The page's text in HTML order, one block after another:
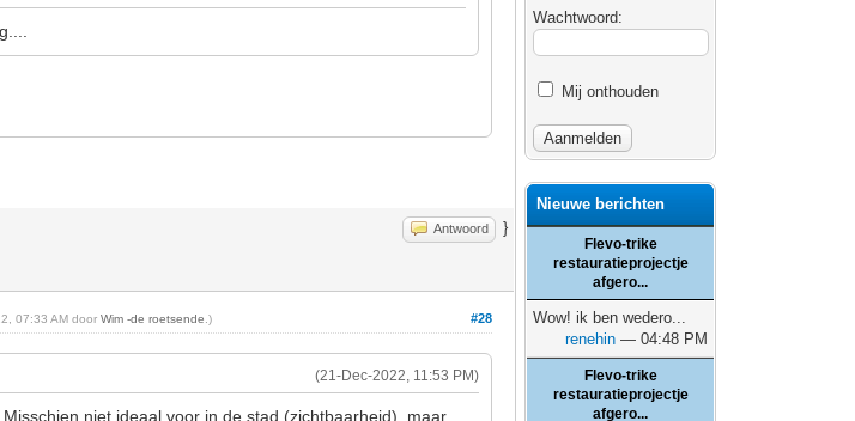
Antwoord }
#28
07:33 AM doorWim -de roetsende .)
(21-Dec-2022, 11:53 PM)
niet ideaal voor in de stad (zichtbaarheid), maar
Wachtwoord:
Mij onthouden
Nieuwe berichten
Flevo-trike
restauratieprojectje
afgero...
Wow! ik ben wedero...
renehin — 04:48 PM
Flevo-trike
restauratieprojectje
afgero...